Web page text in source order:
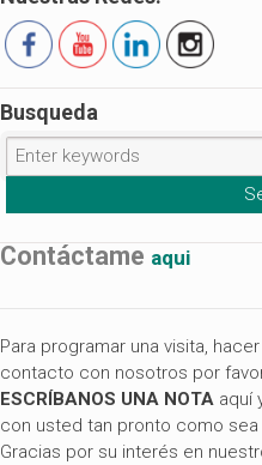
Busqueda
Contáctame aqui
Para programar una visita,
contacto con nosotros por
ESCRÍBANOS UNA NOTA aquí
con usted tan pronto como
Gracias por su interés en